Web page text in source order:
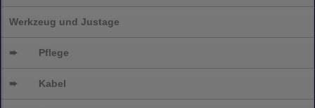
Werkzeug und Justage
➨ Pflege
➨ Kabel